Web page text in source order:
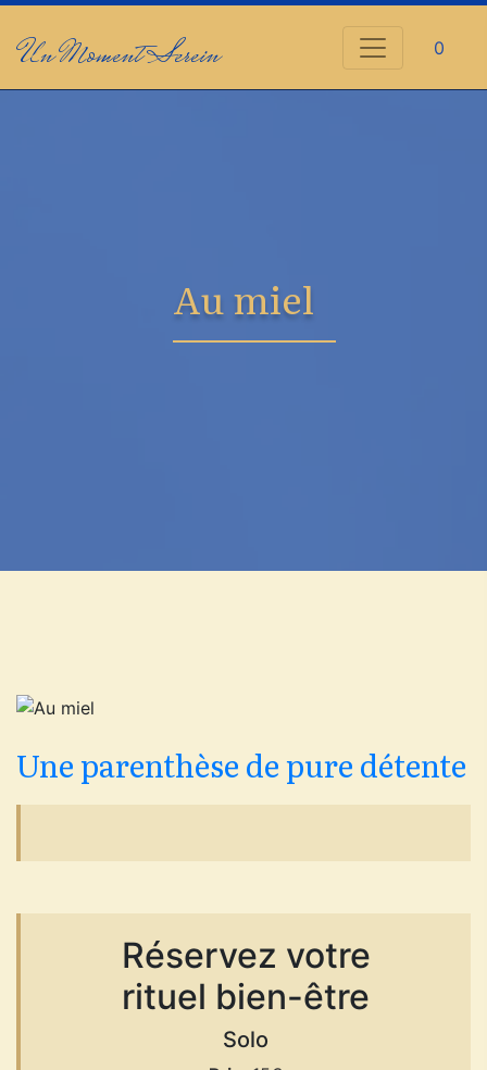
Un Moment Serein 0
Au miel
Une parenthèse de pure détente
Réservez votre
rituel bien-être
Solo